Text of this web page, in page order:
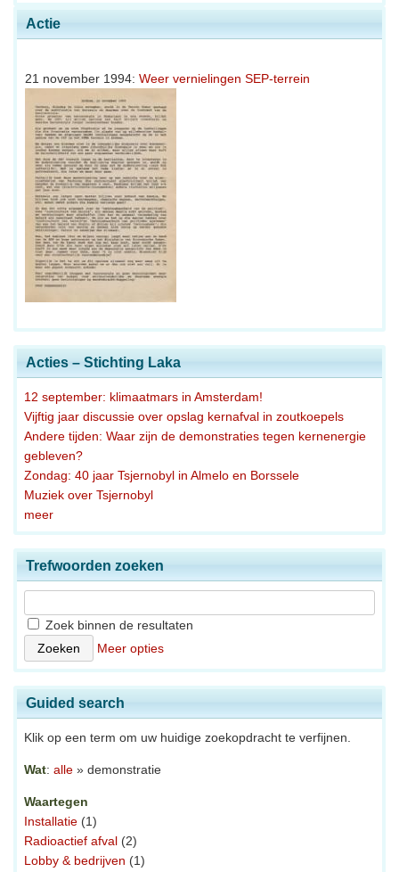
Actie
21 november 1994: Weer vernielingen SEP-terrein
Acties – Stichting Laka
12 september: klimaatmars in Amsterdam!
Vijftig jaar discussie over opslag kernafval in zoutkoepels
Andere tijden: Waar zijn de demonstraties tegen kernenergie
gebleven?
Zondag: 40 jaar Tsjernobyl in Almelo en Borssele
Muziek over Tsjernobyl
meer
Trefwoorden zoeken
Zoek binnen de resultaten
Meer opties
Guided search
Klik op een term om uw huidige zoekopdracht te verfijnen.
Wat: alle » demonstratie
Waartegen
Installatie (1)
Radioactief afval (2)
Lobby & bedrijven (1)